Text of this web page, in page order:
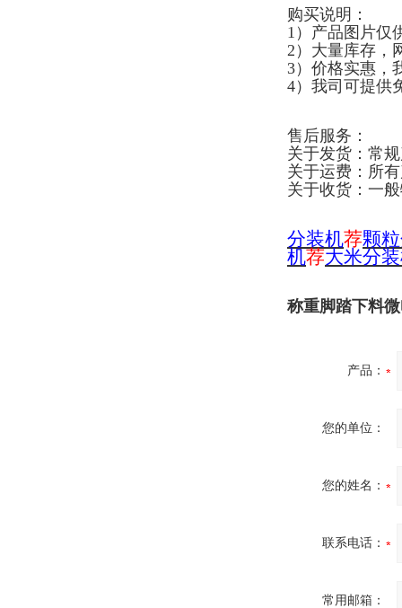
购买说明：
1）产品图片仅
2）大量库存，
3）价格实惠，
4）我司可提供
售后服务：
关于发货：常
关于运费：所
关于收货：一
分装机荐颗
机荐大米分
称重脚踏下料
产品：
您的单位：
您的姓名：
联系电话：
常用邮箱：